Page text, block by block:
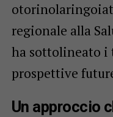
regionale alla
ha sottolineato i
prospettive
Un approccio